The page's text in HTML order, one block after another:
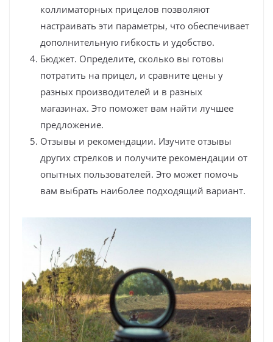
коллиматорных прицелов позволяют
настраивать эти параметры, что обеспечивает
дополнительную гибкость и удобство.
Бюджет. Определите, сколько вы готовы
потратить на прицел, и сравните цены у
разных производителей и в разных
магазинах. Это поможет вам найти лучшее
предложение.
Отзывы и рекомендации. Изучите отзывы
других стрелков и получите рекомендации от
опытных пользователей. Это может помочь
вам выбрать наиболее подходящий вариант.